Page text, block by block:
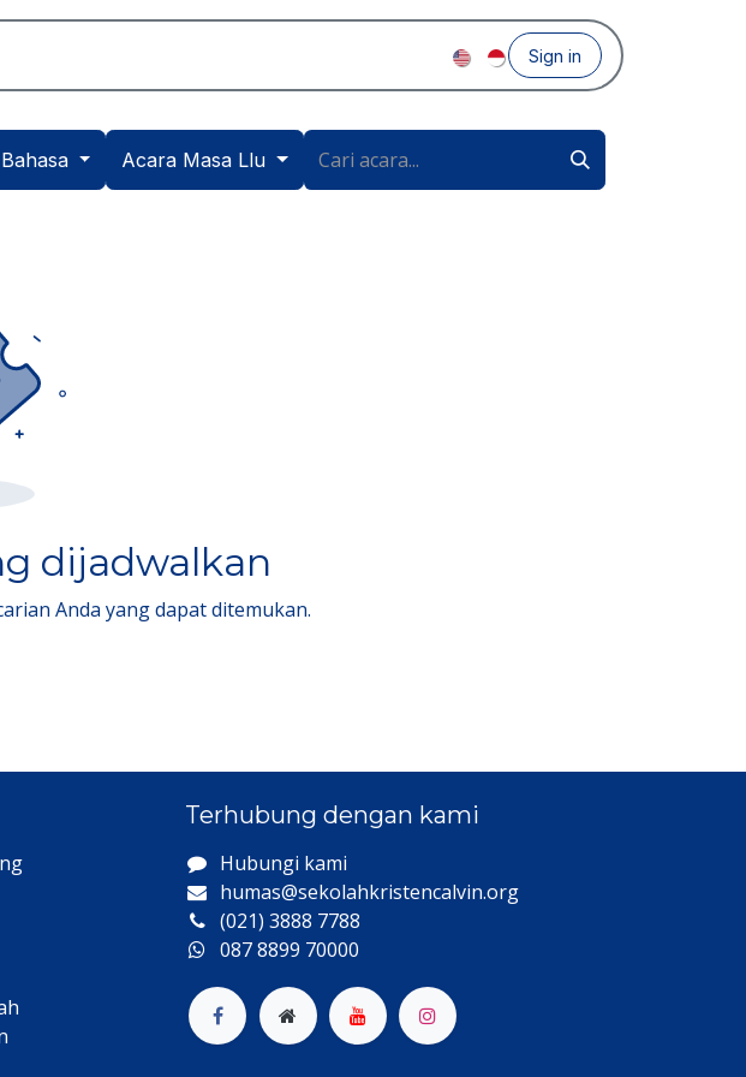
Sign in
Bahasa Acara Masa Llu
dijadwalkan
Anda yang dapat ditemukan.
Terhubung dengan kami
Hubungi kami​
humas@sekolahkristencalvin.org
(021) 3888 7788
087 8899 70000